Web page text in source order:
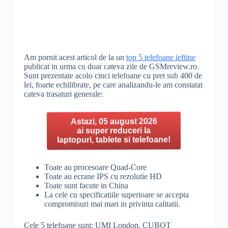
Am pornit acest articol de la un top 5 telefoane ieftine
publicat in urma cu doar cateva zile de GSMreview.ro.
Sunt prezentate acolo cinci telefoane cu pret sub 400 de
lei, foarte echilibrate, pe care analizandu-le am constatat
cateva trasaturi generale:
Astazi, 05 august 2026
ai super reduceri la
laptopuri, tablete si telefoane!
Toate au procesoare Quad-Core
Toate au ecrane IPS cu rezolutie HD
Toate sunt facute in China
La cele cu specificatiile superioare se accepta
compromisuri mai mari in privinta calitatii.
Cele 5 telefoane sunt: UMI London, CUBOT